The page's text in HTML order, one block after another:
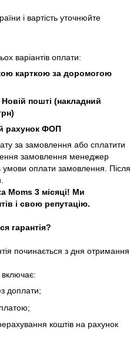
і вартість уточнюйте
варіантів оплати:
карткою за доромогою
пошті (накладний
рахунок ФОП
за замовлення або сплатити
замовлення менеджер
умови оплати замовлення. Після
Moms 3 місяці! Ми
і свою репутацію.
гарантія?
починається з дня отримання
включає:
доплати;
коштів на рахунок